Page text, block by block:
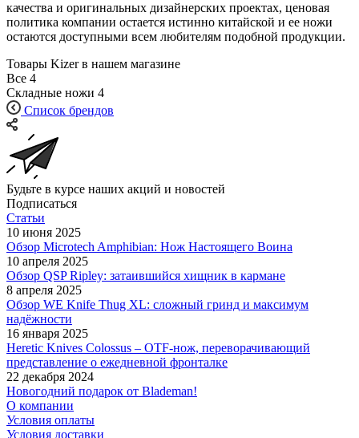
качества и оригинальных дизайнерских проектах, ценовая
политика компании остается истинно китайской и ее ножи
остаются доступными всем любителям подобной продукции.
Товары Kizer в нашем магазине
Все 4
Складные ножи 4
Список брендов
Будьте в курсе наших акций и новостей
Подписаться
Статьи
10 июня 2025
Обзор Microtech Amphibian: Нож Настоящего Воина
10 апреля 2025
Обзор QSP Ripley: затаившийся хищник в кармане
8 апреля 2025
Обзор WE Knife Thug XL: сложный гринд и максимум
надёжности
16 января 2025
Heretic Knives Colossus – OTF-нож, переворачивающий
представление о ежедневной фронталке
22 декабря 2024
Новогодний подарок от Blademan!
О компании
Условия оплаты
Условия доставки